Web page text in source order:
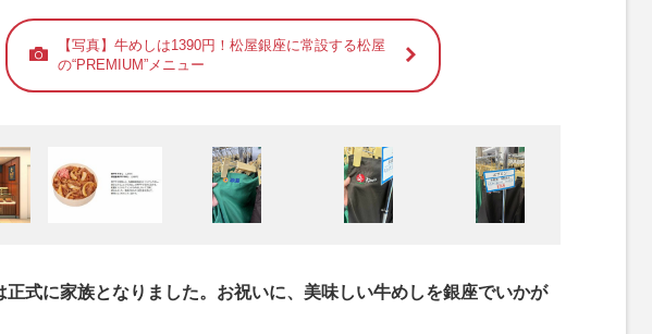
【写真】牛めしは1390円！松屋銀座に常設する松屋
の“PREMIUM”メニュー
正式に家族となりました。お祝いに、美味しい牛めしを銀座でいかが